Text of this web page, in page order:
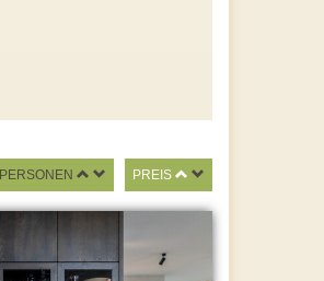
PERSONEN PREIS